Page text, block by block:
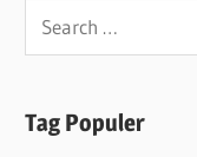
Search
for:
Tag Populer